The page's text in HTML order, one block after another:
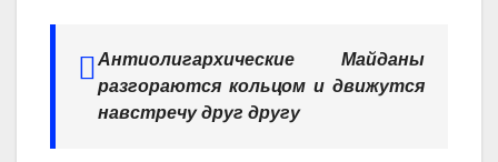
Антиолигархические Майданы
разгораются кольцом и движутся
навстречу друг другу